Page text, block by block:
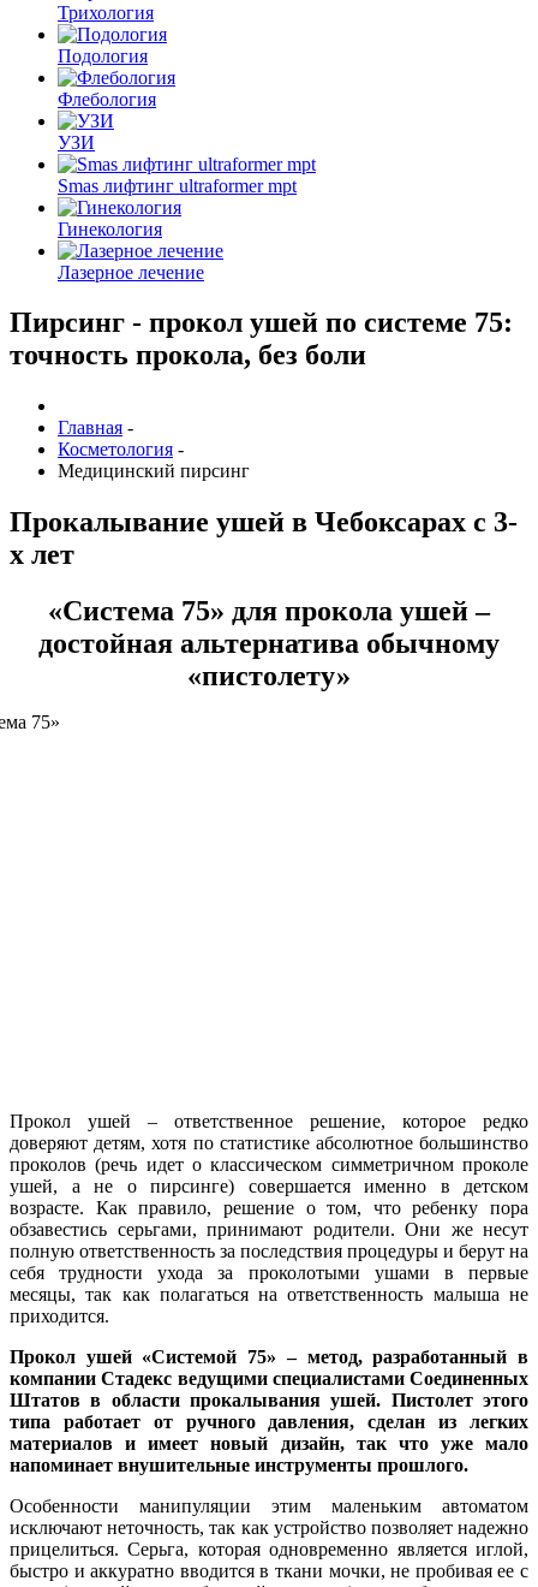
Трихология
Подология
Флебология
УЗИ
Smas лифтинг ultraformer mpt
Гинекология
Лазерное лечение
Пирсинг - прокол ушей по системе 75:
точность прокола, без боли
Главная -
Косметология -
Медицинский пирсинг
Прокалывание ушей в Чебоксарах с 3-
х лет
«Система 75» для прокола ушей –
достойная альтернатива обычному
«пистолету»
Прокол ушей – ответственное решение, которое редко
доверяют детям, хотя по статистике абсолютное большинство
проколов (речь идет о классическом симметричном проколе
ушей, а не о пирсинге) совершается именно в детском
возрасте. Как правило, решение о том, что ребенку пора
обзавестись серьгами, принимают родители. Они же несут
полную ответственность за последствия процедуры и берут на
себя трудности ухода за проколотыми ушами в первые
месяцы, так как полагаться на ответственность малыша не
приходится.
Прокол ушей «Системой 75» – метод, разработанный в
компании Стадекс ведущими специалистами Соединенных
Штатов в области прокалывания ушей. Пистолет этого
типа работает от ручного давления, сделан из легких
материалов и имеет новый дизайн, так что уже мало
напоминает внушительные инструменты прошлого.
Особенности манипуляции этим маленьким автоматом
исключают неточность, так как устройство позволяет надежно
прицелиться. Серьга, которая одновременно является иглой,
быстро и аккуратно вводится в ткани мочки, не пробивая ее с